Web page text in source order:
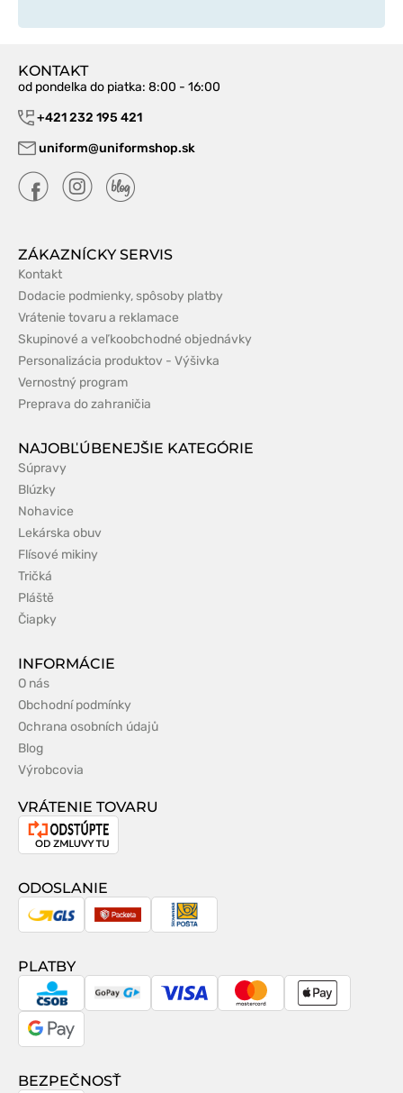
KONTAKT
od pondelka do piatka: 8:00 - 16:00
+421 232 195 421
uniform@uniformshop.sk
ZÁKAZNÍCKY SERVIS
Kontakt
Dodacie podmienky, spôsoby platby
Vrátenie tovaru a reklamace
Skupinové a veľkoobchodné objednávky
Personalizácia produktov - Výšivka
Vernostný program
Preprava do zahraničia
NAJOBĽÚBENEJŠIE KATEGÓRIE
Súpravy
Blúzky
Nohavice
Lekárska obuv
Flísové mikiny
Tričká
Pláště
Čiapky
INFORMÁCIE
O nás
Obchodní podmínky
Ochrana osobních údajů
Blog
Výrobcovia
VRÁTENIE TOVARU
Odstúpenie
zmluvy
ODOSLANIE
GLS Packeta
Slovenská
PLATBY
CSOB GoPay Visa MasterCardApple
Google
BEZPEČNOSŤ